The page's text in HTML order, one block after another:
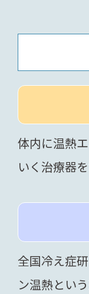
体内に温熱
いく治療器
全国冷え症
ン温熱とい